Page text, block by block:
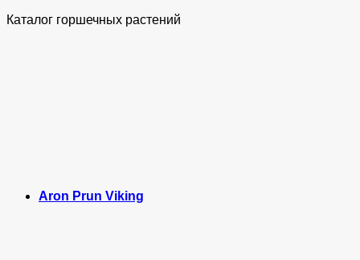
Каталог горшечных растений
Aron Prun Viking